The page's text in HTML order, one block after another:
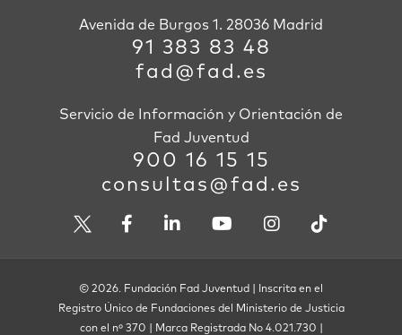
Avenida de Burgos 1. 28036 Madrid
91 383 83 48
fad@fad.es
Servicio de Información y Orientación de
Fad Juventud
900 16 15 15
consultas@fad.es
© 2026. Fundación Fad Juventud | Inscrita en el
Registro Único de Fundaciones del Ministerio de Justicia
con el nº 370 | Marca Registrada No 4.021.730 |